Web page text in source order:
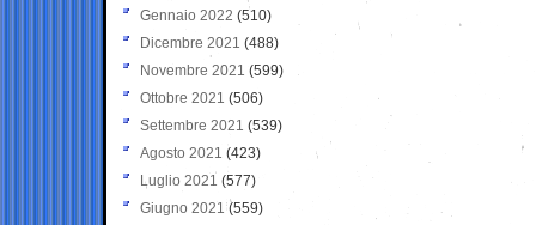
Gennaio 2022 (510)
Dicembre 2021 (488)
Novembre 2021 (599)
Ottobre 2021 (506)
Settembre 2021 (539)
Agosto 2021 (423)
Luglio 2021 (577)
Giugno 2021(559)